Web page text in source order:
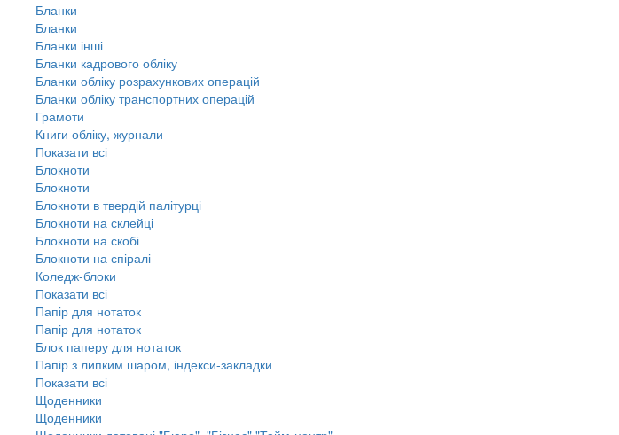
Бланки
Бланки
Бланки інші
Бланки кадрового обліку
Бланки обліку розрахункових операцій
Бланки обліку транспортних операцій
Грамоти
Книги обліку, журнали
Показати всі
Блокноти
Блокноти
Блокноти в твердій палітурці
Блокноти на склейці
Блокноти на скобі
Блокноти на спіралі
Коледж-блоки
Показати всі
Папір для нотаток
Папір для нотаток
Блок паперу для нотаток
Папір з липким шаром, індекси-закладки
Показати всі
Щоденники
Щоденники